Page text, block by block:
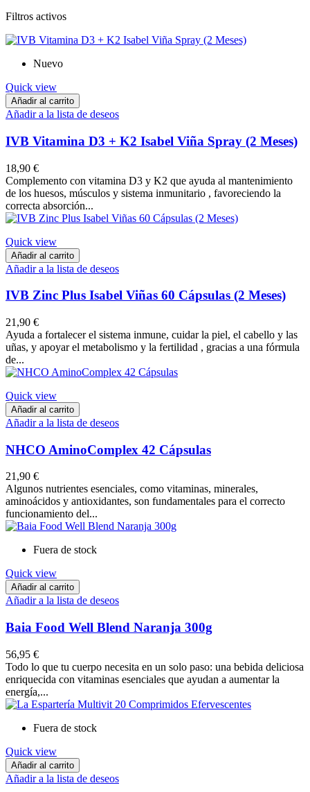
Filtros activos
Nuevo
Quick view
Añadir al carrito
Añadir a la lista de deseos
IVB Vitamina D3 + K2 Isabel Viña Spray (2 Meses)
18,90 €
Complemento con vitamina D3 y K2 que ayuda al mantenimiento
de los huesos, músculos y sistema inmunitario , favoreciendo la
correcta absorción...
Quick view
Añadir al carrito
Añadir a la lista de deseos
IVB Zinc Plus Isabel Viñas 60 Cápsulas (2 Meses)
21,90 €
Ayuda a fortalecer el sistema inmune, cuidar la piel, el cabello y las
uñas, y apoyar el metabolismo y la fertilidad , gracias a una fórmula
de...
Quick view
Añadir al carrito
Añadir a la lista de deseos
NHCO AminoComplex 42 Cápsulas
21,90 €
Algunos nutrientes esenciales, como vitaminas, minerales,
aminoácidos y antioxidantes, son fundamentales para el correcto
funcionamiento del...
Fuera de stock
Quick view
Añadir al carrito
Añadir a la lista de deseos
Baia Food Well Blend Naranja 300g
56,95 €
Todo lo que tu cuerpo necesita en un solo paso: una bebida deliciosa
enriquecida con vitaminas esenciales que ayudan a aumentar la
energía,...
Fuera de stock
Quick view
Añadir al carrito
Añadir a la lista de deseos